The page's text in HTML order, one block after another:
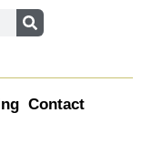
Contact